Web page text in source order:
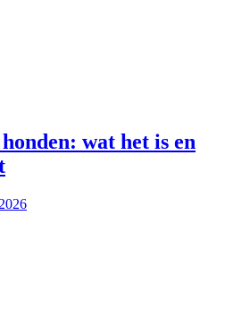
wat het is en